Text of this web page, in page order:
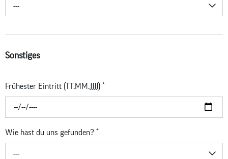
---
Sonstiges
Frühester Eintritt (TT.MM.JJJJ) *
Wie hast du uns gefunden? *
---